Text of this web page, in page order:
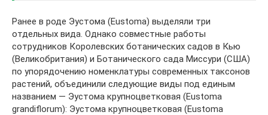
Ранее в роде Эустома (Eustoma) выделяли три
отдельных вида. Однако совместные работы
сотрудников Королевских ботанических садов в Кью
(Великобритания) и Ботанического сада Миссури (США)
по упорядочению номенклатуры современных таксонов
растений, объединили следующие виды под единым
названием — Эустома крупноцветковая (Eustoma
grandiflorum): Эустома крупноцветковая (Eustoma